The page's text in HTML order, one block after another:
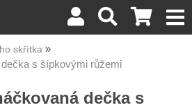
skřítka
s šípkovými růžemi
dečka s